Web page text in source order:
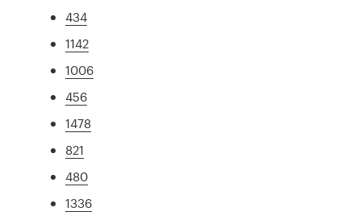
434
1142
1006
456
1478
821
480
1336